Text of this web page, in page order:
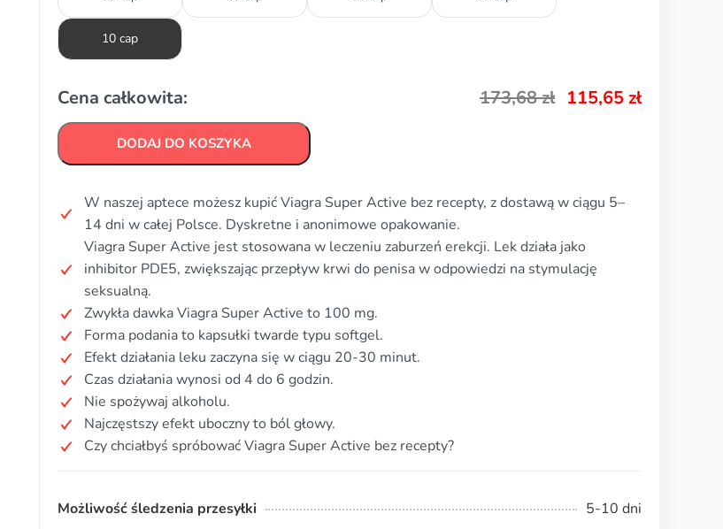
10 cap
Cena całkowita: 173,68zł 115,65 zł
DODAJ DO KOSZYKA
W naszej aptece możesz kupić Viagra Super Active bez recepty, z dostawą w ciągu 5–
14 dni w całej Polsce. Dyskretne i anonimowe opakowanie.
Viagra Super Active jest stosowana w leczeniu zaburzeń erekcji. Lek działa jako
inhibitor PDE5, zwiększając przepływ krwi do penisa w odpowiedzi na stymulację
seksualną.
Zwykła dawka Viagra Super Active to 100 mg.
Forma podania to kapsułki twarde typu softgel.
Efekt działania leku zaczyna się w ciągu 20-30 minut.
Czas działania wynosi od 4 do 6 godzin.
Nie spożywaj alkoholu.
Najczęstszy efekt uboczny to ból głowy.
Czy chciałbyś spróbować Viagra Super Active bez recepty?
Możliwość śledzenia przesyłki
5-10 dni